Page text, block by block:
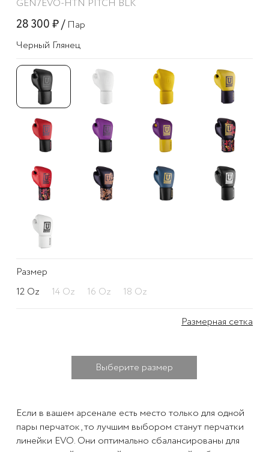
GEN7EVO-HTN PITCH BLK
28 300 ₽ / Пар
Черный Глянец
Размер
12 Oz
14 Oz 16 Oz 18 Oz
Размерная сетка
Выберите размер
Если в вашем арсенале есть место только для одной
пары перчаток, то лучшим выбором станут перчатки
линейки EVO. Они оптимально сбалансированы для